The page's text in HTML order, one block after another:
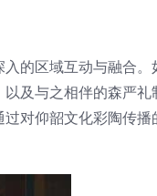
的区域互动与融合。
及与之相伴的森严礼
对仰韶文化彩陶传播